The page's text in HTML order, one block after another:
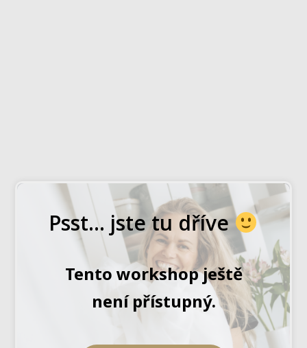
Psst... jste tu dříve
Tento workshop ještě
není přístupný.